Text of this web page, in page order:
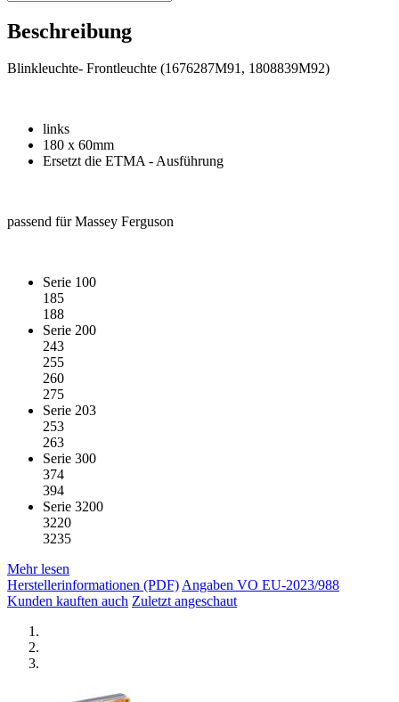
Beschreibung
Blinkleuchte- Frontleuchte (1676287M91, 1808839M92)
links
180 x 60mm
Ersetzt die ETMA - Ausführung
passend für Massey Ferguson
Serie 100
185
188
Serie 200
243
255
260
275
Serie 203
253
263
Serie 300
374
394
Serie 3200
3220
3235
Mehr lesen
Herstellerinformationen (PDF)Angaben VO EU-2023/988
Kunden kauften auch Zuletzt angeschaut